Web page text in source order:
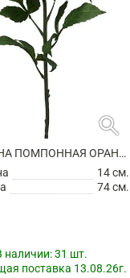
search
ГЕОРГИНА ПОМПОННАЯ ОРАНЖЕВАЯ ИСКУССТВЕННАЯ
14 см.
74 см.
наличии:31 шт.
поставка 13.08.26г.